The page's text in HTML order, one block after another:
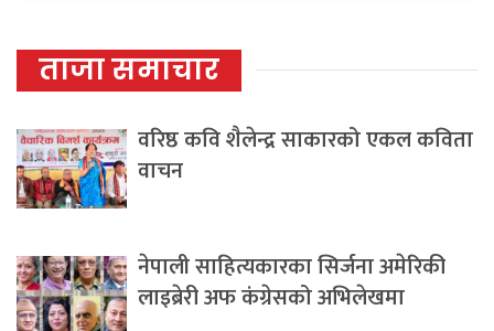
ताजा समाचार
वरिष्ठ कवि शैलेन्द्र साकारको एकल कविता
वाचन
नेपाली साहित्यकारका सिर्जना अमेरिकी
लाइब्रेरी अफ कंग्रेसको अभिलेखमा